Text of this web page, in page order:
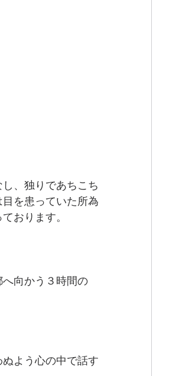
、独りであちこち
を患っていた所為
おります。
向かう３時間の
よう心の中で話す